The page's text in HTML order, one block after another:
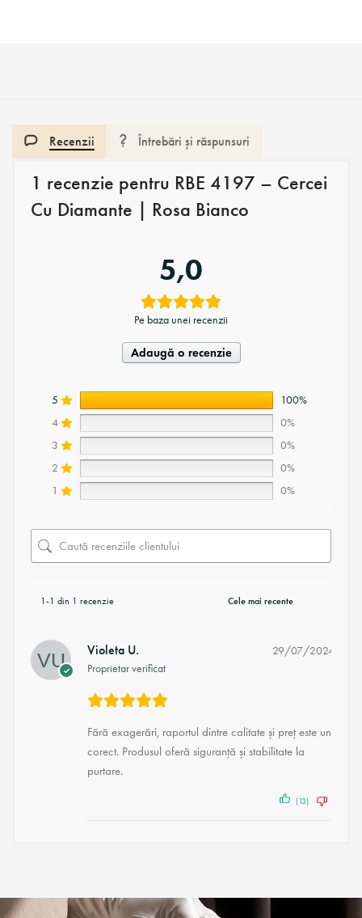
Recenzii Întrebări și răspunsuri
1 recenzie pentru RBE 4197 – Cercei
Cu Diamante | Rosa Bianco
5,0
Pe baza unei recenzii
Adaugă o recenzie
5
100%
4
0%
3
0%
2
0%
1
0%
1-1 din 1 recenzie
Violeta U.
Proprietar verificat
29/07/2024
Fără exagerări, raportul dintre calitate și preț este unul
corect. Produsul oferă siguranță și stabilitate la
purtare.
(13)